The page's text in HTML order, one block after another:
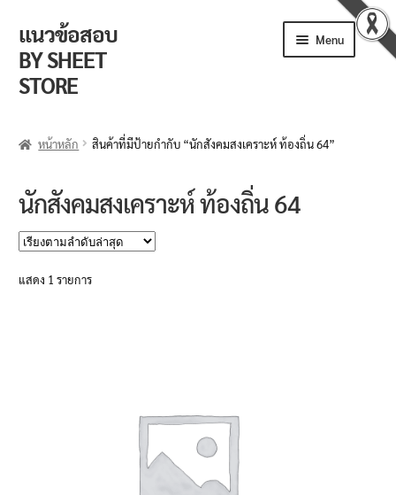
Skip
to
navigation
Skip
to
content
แนวข้อสอบ
BY SHEET
STORE
Menu
วิธีการสั่งซื้อ
แจ้งชำระเงิน
นโยบายคืนสินค้าและการจัดส่ง​
หน้าหลัก สินค้าที่มีป้ายกำกับ “นักสังคมสงเคราะห์ ท้องถิ่น 64”
นักสังคมสงเคราะห์ ท้องถิ่น 64
แสดง 1 รายการ